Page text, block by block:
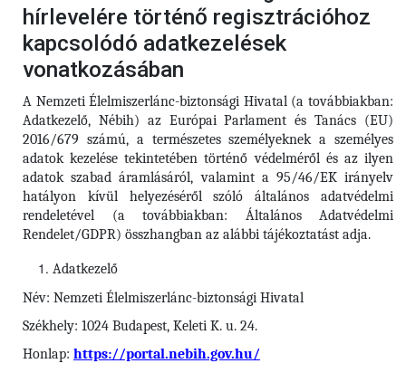
hírlevelére történő regisztrációhoz
kapcsolódó adatkezelések
vonatkozásában
A Nemzeti Élelmiszerlánc-biztonsági Hivatal (a továbbiakban:
Adatkezelő, Nébih) az Európai Parlament és Tanács (EU)
2016/679 számú, a természetes személyeknek a személyes
adatok kezelése tekintetében történő védelméről és az ilyen
adatok szabad áramlásáról, valamint a 95/46/EK irányelv
hatályon kívül helyezéséről szóló általános adatvédelmi
rendeletével (a továbbiakban: Általános Adatvédelmi
Rendelet/GDPR) összhangban az alábbi tájékoztatást adja.
Adatkezelő
Név: Nemzeti Élelmiszerlánc-biztonsági Hivatal
Székhely: 1024 Budapest, Keleti K. u. 24.
Honlap: https://portal.nebih.gov.hu/